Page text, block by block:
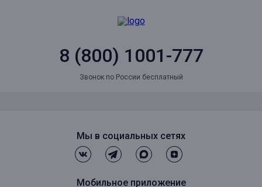
8 (800) 1001-777
Звонок по России бесплатный
Мы в социальных сетях
Мобильное приложение